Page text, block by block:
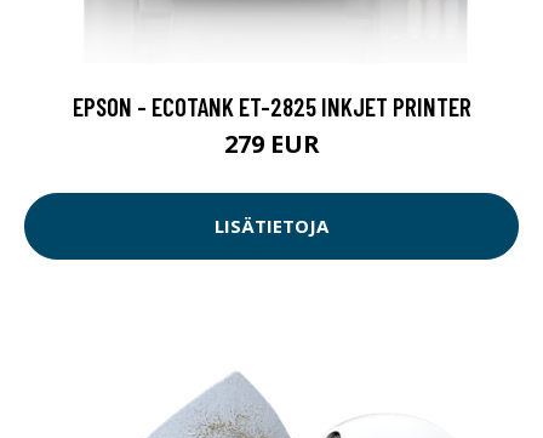
EPSON - ECOTANK ET-2825 INKJET PRINTER
279 EUR
LISÄTIETOJA